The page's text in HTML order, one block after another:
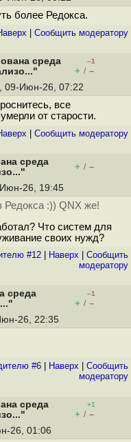
более Редокса.
Cообщить модератору
среда
–1
+ / –
09-Июн-26, 07:22
все
от старости.
Cообщить модератору
среда
+ / –
26, 19:45
Редокса :)) QNX же!
Что систем для
своих нужд?
#12 Наверх
Cообщить
модератору
среда
–1
+ / –
26, 22:35
#6 Наверх
Cообщить
модератору
среда
+1
+ / –
26, 01:06